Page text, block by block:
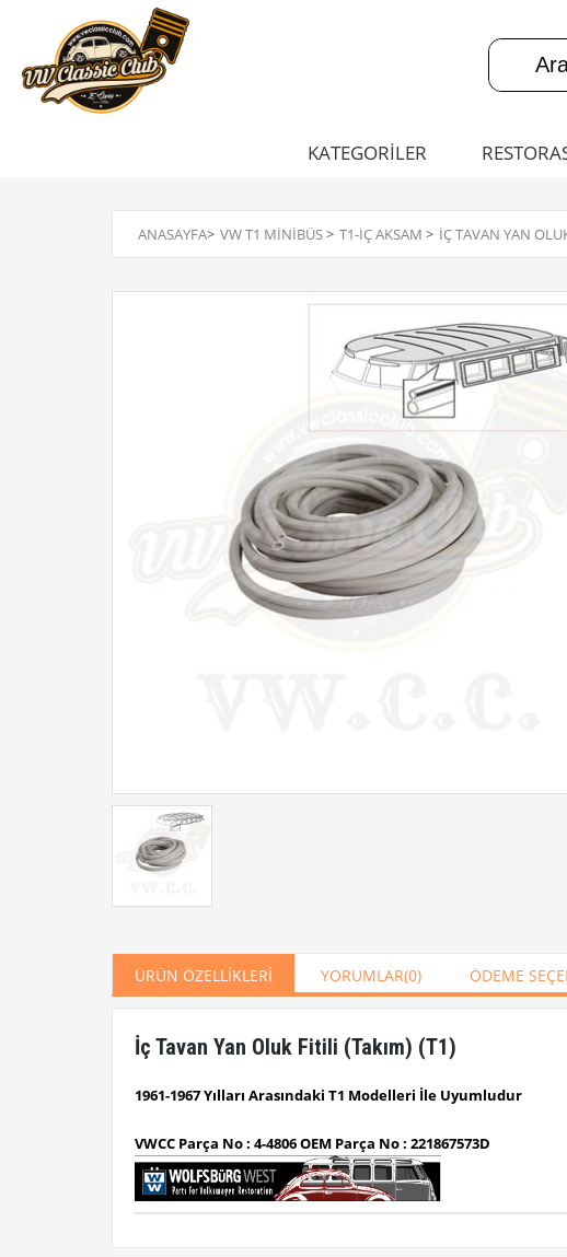
KATEGORİLER
ANASAYFA> VW T1 MINIBÜS> T1-İÇ AKSAM > İÇ TAVAN YAN
ÜRÜN ÖZELLIKLERI YORUMLAR(0) ÖDEME
İç Tavan Yan Oluk Fitili (Takım) (T1)
1961-1967 Yılları Arasındaki T1 Modelleri İle Uyumludur
VWCC Parça No : 4-4806 OEM Parça No : 221867573D